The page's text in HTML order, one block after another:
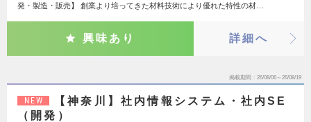
発・製造・販売】 創業より培ってきた材料技術により優れた特性の材…
興味あり 詳細へ
掲載期間 26/08/06～26/08/19
NEW
【神奈川】社内情報システム・社内SE
（開発）